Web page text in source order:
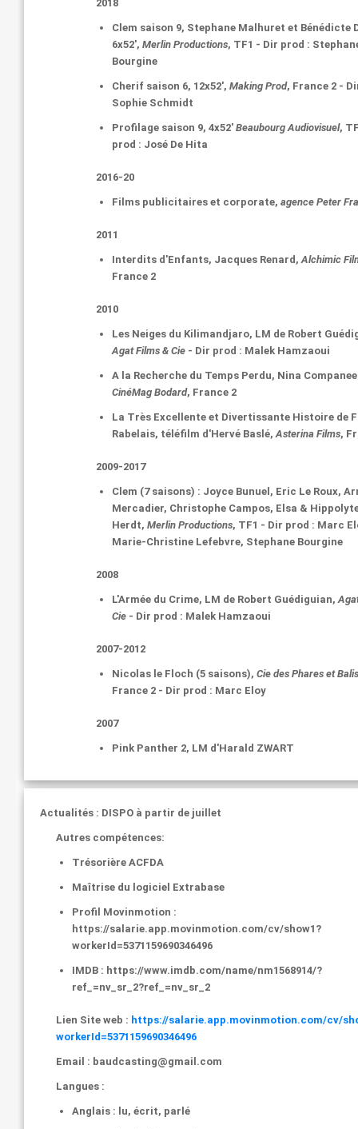
2018
Clem saison 9, Stephane Malhuret et Bénédicte
6x52', Merlin Productions, TF1 - Dir prod :
Bourgine
Cherif saison 6, 12x52', Making Prod, France 2 -
Sophie Schmidt
Profilage saison 9, 4x52' Beaubourg Audiovisuel,
prod : José De Hita
2016-20
Films publicitaires et corporate, agence Peter
2011
Interdits d'Enfants, Jacques Renard,Alchimic
France 2
2010
Les Neiges du Kilimandjaro, LM de Robert
Agat Films & Cie - Dir prod : Malek Hamzaoui
A la Recherche du Temps Perdu, Nina
CinéMag Bodard, France 2
La Très Excellente et Divertissante Histoire de
Rabelais, téléfilm d'Hervé Baslé,Asterina Films,
2009-2017
Clem (7 saisons) : Joyce Bunuel, Eric Le Roux,
Mercadier, Christophe Campos, Elsa &
Herdt, Merlin Productions, TF1 - Dir prod : Marc
Marie-Christine Lefebvre, Stephane Bourgine
2008
L'Armée du Crime, LM de Robert Guédiguian,
Cie - Dir prod : Malek Hamzaoui
2007-2012
Nicolas le Floch (5 saisons), Cie des Phares et
France 2 - Dir prod : Marc Eloy
2007
Pink Panther 2, LM d'Harald ZWART
Actualités : DISPO à partir de juillet
Autres compétences:
Trésorière ACFDA
Maîtrise du logiciel Extrabase
Profil Movinmotion :
https://salarie.app.movinmotion.com/cv/show1?
workerId=5371159690346496
IMDB : https://www.imdb.com/name/nm1568914/?
ref_=nv_sr_2?ref_=nv_sr_2
Lien Site web : https://salarie.app.movinmotion.com/cv/
workerId=5371159690346496
Email : baudcasting@gmail.com
Langues :
Anglais : lu, écrit, parlé